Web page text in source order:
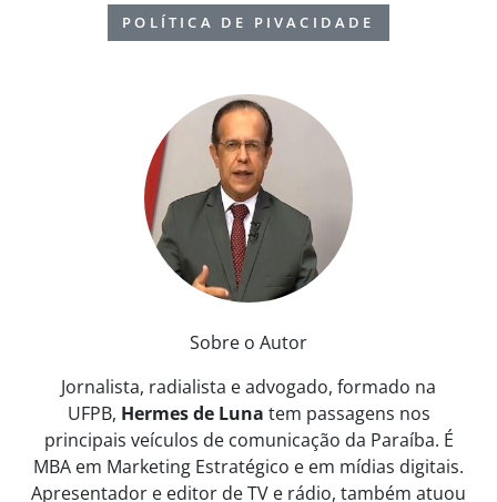
POLÍTICA DE PIVACIDADE
Sobre o Autor
Jornalista, radialista e advogado, formado na
UFPB, Hermes de Luna tem passagens nos
principais veículos de comunicação da Paraíba. É
MBA em Marketing Estratégico e em mídias digitais.
Apresentador e editor de TV e rádio, também atuou